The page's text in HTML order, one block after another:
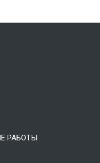
РАБОТЫ